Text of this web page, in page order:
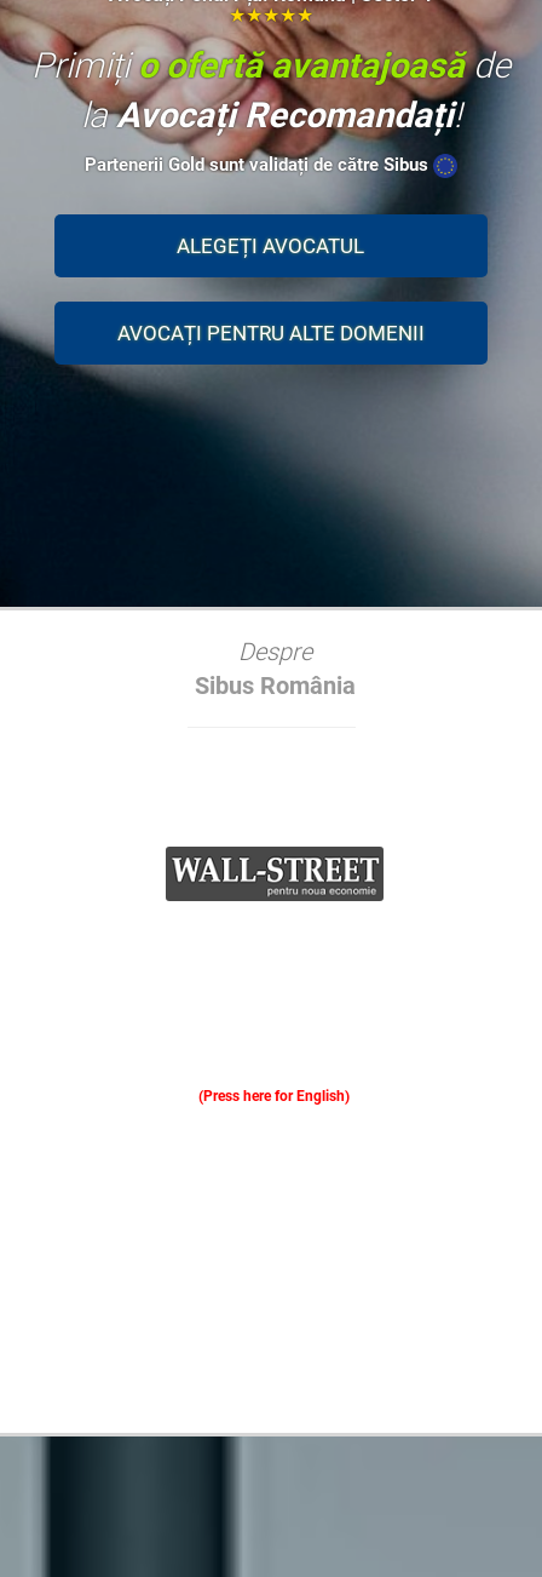
★★★★★
Primițio ofertă avantajoasăde
laAvocați Recomandați!
Partenerii Gold sunt validați de către Sibus
ALEGEȚI AVOCATUL
AVOCAȚI PENTRU ALTE DOMENII
Despre
Sibus România
(Press here for English)